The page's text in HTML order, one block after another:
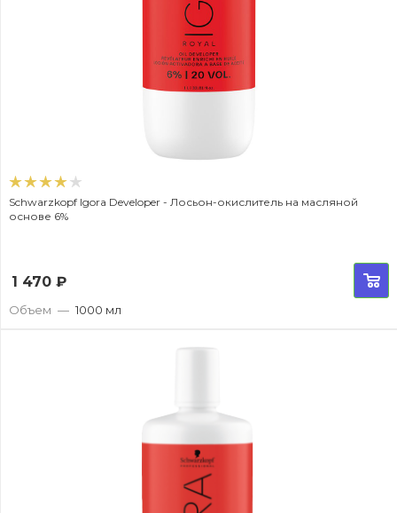
Schwarzkopf Igora Developer - Лосьон-окислитель на масляной
основе 6%
1 470 ₽
Объем — 1000 мл